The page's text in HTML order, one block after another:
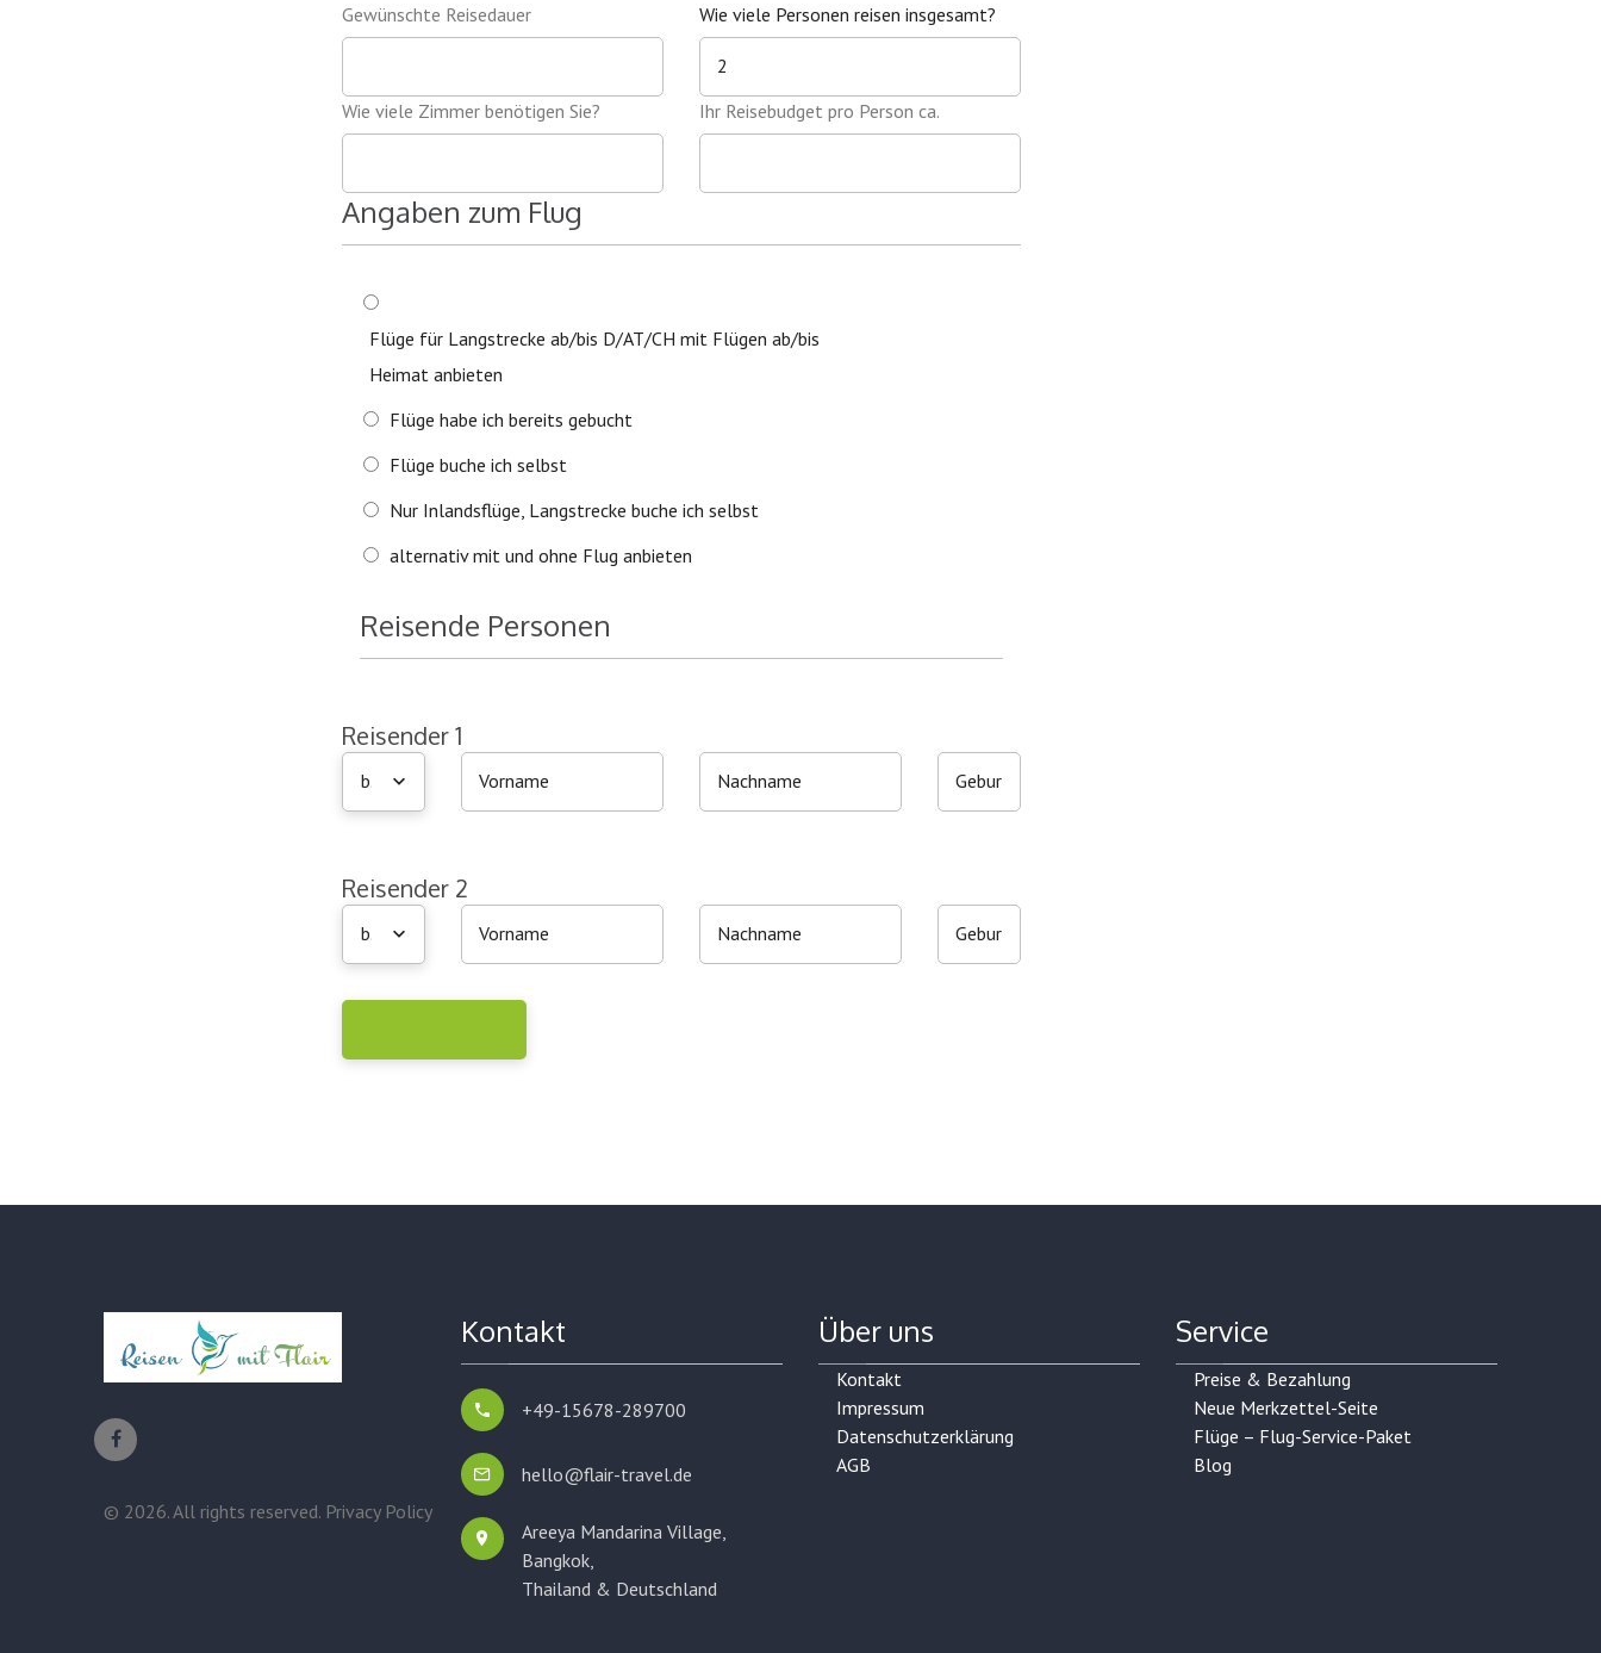
Gewünschte Reisedauer Wie viele Personen reisen insgesamt?
Wie viele Zimmer benötigen Sie? Ihr Reisebudget pro Person ca.
Angaben zum Flug
Flüge für Langstrecke ab/bis D/AT/CH mit Flügen ab/bis
Heimat anbieten
Flüge habe ich bereits gebucht
Flüge buche ich selbst
Nur Inlandsflüge, Langstrecke buche ich selbst
alternativ mit und ohne Flug anbieten
Reisende Personen
Reisender 1
bitte wählen
Reisender 2
bitte wählen
Kontakt
+49-15678-289700
hello@flair-travel.de
Areeya Mandarina Village,
Bangkok,
Thailand & Deutschland
Über uns
Kontakt
Impressum
Datenschutzerklärung
AGB
Service
Preise & Bezahlung
Neue Merkzettel-Seite
Flüge – Flug-Service-Paket
Blog
© 2026. All rights reserved. Privacy Policy